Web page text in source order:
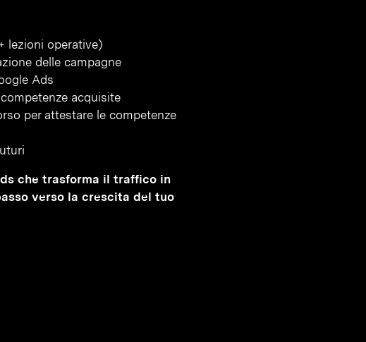
lezioni operative)
delle campagne
Ads
acquisite
per attestare le competenze
che trasforma il traffico in
verso la crescita del tuo